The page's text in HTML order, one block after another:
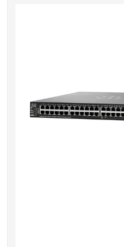
Кабеленесущие системы